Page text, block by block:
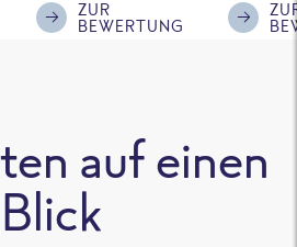
ZUR
BEWERTUNG
auf einen
Blick